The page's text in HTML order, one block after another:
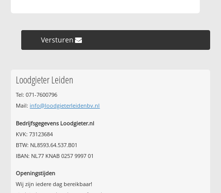
Versturen »
Loodgieter Leiden
Tel: 071-7600796
Mail: info@loodgieterleidenbv.nl
Bedrijfsgegevens Loodgieter.nl
KVK: 73123684
BTW: NL8593.64.537.B01
IBAN: NL77 KNAB 0257 9997 01
Openingstijden
Wij zijn iedere dag bereikbaar!